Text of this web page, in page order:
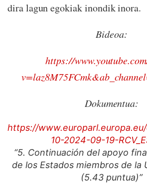
dira lagun egokiak inondik inora.
Bideoa:
https://
Dokumentua:
https://
10-2024-09-19-
“5. Continuación del apoyo
de los Estados miembros de la
(5.43 puntua)”